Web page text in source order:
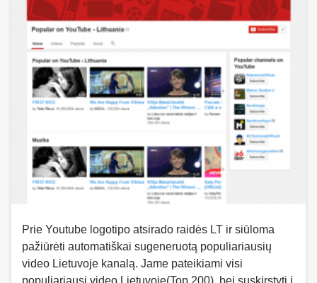
Prie Youtube logotipo atsirado raidės LT ir siūloma
pažiūrėti automatiškai sugeneruotą populiariausių
video Lietuvoje kanalą. Jame pateikiami visi